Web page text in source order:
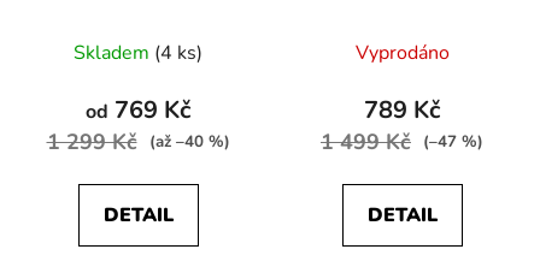
postele
Skladem (4 ks)
od 769 Kč
1 299 Kč (až –40 %)
DETAIL
Vyprodáno
789 Kč
1 499 Kč (–47 %)
DETAIL